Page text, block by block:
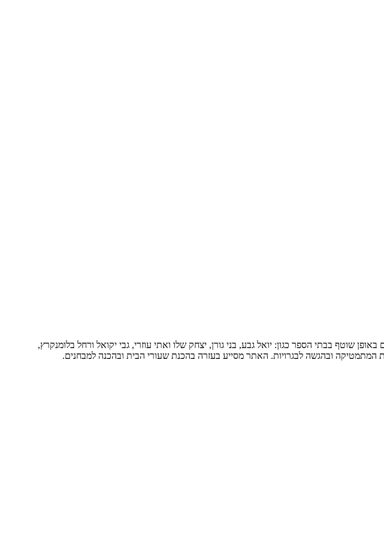
שוטף בבתי הספר כגון: יואל גבע, בני גורן, יצחק שלו ואתי עוזרי, גבי יקואל ורחל בלומנקרץ,
המתמטיקה ובהגשה לבגרויות. האתר מסייע בעזרה בהכנת שעורי הבית ובהכנה למבחנים.